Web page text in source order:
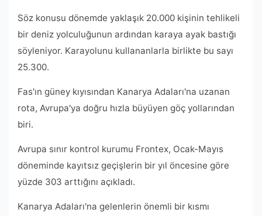
Söz konusu dönemde yaklaşık 20.000 kişinin tehlikeli
bir deniz yolculuğunun ardından karaya ayak bastığı
söyleniyor. Karayolunu kullananlarla birlikte bu sayı
25.300.
Fas'ın güney kıyısından Kanarya Adaları'na uzanan
rota, Avrupa'ya doğru hızla büyüyen göç yollarından
biri.
Avrupa sınır kontrol kurumu Frontex, Ocak-Mayıs
döneminde kayıtsız geçişlerin bir yıl öncesine göre
yüzde 303 arttığını açıkladı.
Kanarya Adaları'na gelenlerin önemli bir kısmı